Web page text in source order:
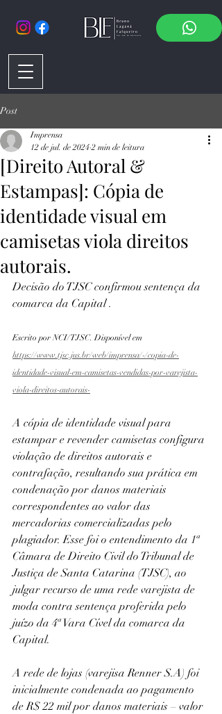
Post
[Direito Autoral &
Estampas]: Cópia de
identidade visual em
camisetas viola direitos
autorais.
Imprensa
12 de jul. de 2024 2 min de leitura
Decisão do TJSC confirmou sentença da
comarca da Capital .
Escrito por NCI/TJSC. Disponível em
https://www.tjsc.jus.br/web/imprensa/-/copia-de-
identidade-visual-em-camisetas-vendidas-por-varejista-
viola-direitos-autorais-
A cópia de identidade visual para
estampar e revender camisetas configura
violação de direitos autorais e
contrafação, resultando sua prática em
condenação por danos materiais
correspondentes ao valor das
mercadorias comercializadas pelo
plagiador. Esse foi o entendimento da 1ª
Câmara de Direito Civil do Tribunal de
Justiça de Santa Catarina (TJSC), ao
julgar recurso de uma rede varejista de
moda contra sentença proferida pelo
juízo da 4ª Vara Cível da comarca da
Capital.
A rede de lojas (varejisa Renner S.A) foi
inicialmente condenada ao pagamento
de R$ 22 mil por danos materiais – valor